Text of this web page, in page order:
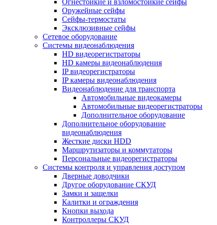
Огнестойкие и взломостойкие сейфы
Оружейные сейфы
Сейфы-термостаты
Эксклюзивные сейфы
Сетевое оборудование
Системы видеонаблюдения
HD видеорегистраторы
HD камеры видеонаблюдения
IP видеорегистраторы
IP камеры видеонаблюдения
Видеонаблюдение для транспорта
Автомобильные видеокамеры
Автомобильные видеорегистраторы
Дополнительное оборудование
Дополнительное оборудование
видеонаблюдения
Жесткие диски HDD
Маршрутизаторы и коммутаторы
Персональные видеорегистраторы
Системы контроля и управления доступом
Дверные доводчики
Другое оборудование СКУД
Замки и защелки
Калитки и ограждения
Кнопки выхода
Контроллеры СКУД